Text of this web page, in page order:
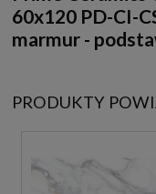
60x120 PD-CI-
marmur -
PRODUKTY